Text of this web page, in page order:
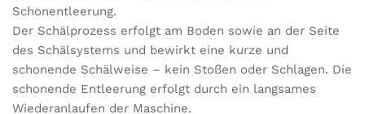
Schonentleerung.
Der Schälprozess erfolgt am Boden sowie an der Seite
des Schälsystems und bewirkt eine kurze und
schonende Schälweise – kein Stoßen oder Schlagen. Die
schonende Entleerung erfolgt durch ein langsames
Wiederanlaufen der Maschine.